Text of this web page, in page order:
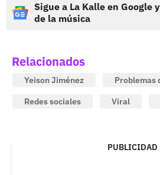
Sigue a La Kalle en Google
de la música
Relacionados
Yeison Jiménez
Problemas
Redes sociales
Viral
PUBLICIDAD